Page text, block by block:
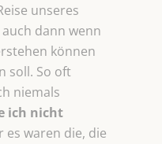
unseres
dann wenn
können
soll. So oft
niemals
ich nicht
es waren die, die